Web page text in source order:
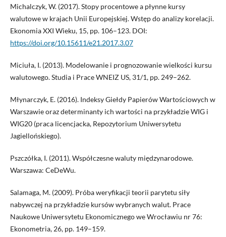
Michalczyk, W. (2017). Stopy procentowe a płynne kursy
walutowe w krajach Unii Europejskiej. Wstęp do analizy korelacji.
Ekonomia XXI Wieku, 15, pp. 106–123. DOI:
https://doi.org/10.15611/e21.2017.3.07
Miciuła, I. (2013). Modelowanie i prognozowanie wielkości kursu
walutowego. Studia i Prace WNEIZ US, 31/1, pp. 249–262.
Młynarczyk, E. (2016). Indeksy Giełdy Papierów Wartościowych w
Warszawie oraz determinanty ich wartości na przykładzie WIG i
WIG20 (praca licencjacka, Repozytorium Uniwersytetu
Jagiellońskiego).
Pszczółka, I. (2011). Współczesne waluty międzynarodowe.
Warszawa: CeDeWu.
Salamaga, M. (2009). Próba weryfikacji teorii parytetu siły
nabywczej na przykładzie kursów wybranych walut. Prace
Naukowe Uniwersytetu Ekonomicznego we Wrocławiu nr 76:
Ekonometria, 26, pp. 149–159.